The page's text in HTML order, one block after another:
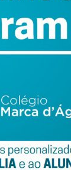
da situação da
do IMEDIATO
da situação da
do IMEDIATO